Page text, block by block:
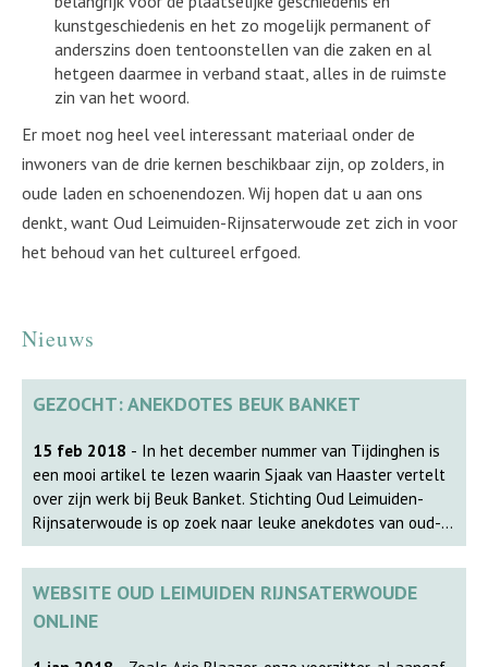
kunstgeschiedenis en het zo mogelijk permanent of
anderszins doen tentoonstellen van die zaken en al
hetgeen daarmee in verband staat, alles in de ruimste
zin van het woord.
Er moet nog heel veel interessant materiaal onder de
inwoners van de drie kernen beschikbaar zijn, op zolders, in
oude laden en schoenendozen. Wij hopen dat u aan ons
denkt, want Oud Leimuiden-Rijnsaterwoude zet zich in voor
het behoud van het cultureel erfgoed.
Nieuws
GEZOCHT: ANEKDOTES BEUK BANKET
15 feb 2018 - In het december nummer van Tijdinghen is
een mooi artikel te lezen waarin Sjaak van Haaster vertelt
over zijn werk bij Beuk Banket. Stichting Oud Leimuiden-
Rijnsaterwoude is op zoek naar leuke anekdotes van oud-
medewerkers van de bakkerij. Bent of kent u een leuke
anekdote, deel deze dan met ons via het contactformulier.
De deadline is 22 mei 2018. We kijken uit naar uw bijdrage.
WEBSITE OUD LEIMUIDEN RIJNSATERWOUDE
ONLINE